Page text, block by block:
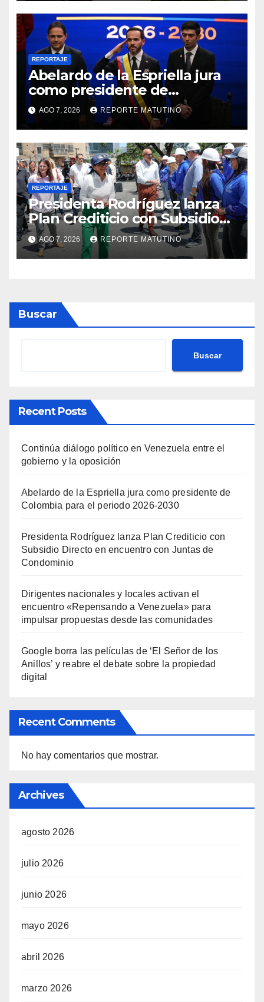
REPORTAJE
Abelardo de la Espriella jura
como presidente de
Colombia para el periodo
2026-2030
AGO 7, 2026 REPORTE MATUTINO
REPORTAJE
Presidenta Rodríguez lanza
Plan Crediticio con Subsidio
Directo en encuentro con
Juntas de Condominio
AGO 7, 2026 REPORTE MATUTINO
Buscar
Buscar
Recent Posts
Continúa diálogo político en Venezuela entre el
gobierno y la oposición
Abelardo de la Espriella jura como presidente de
Colombia para el periodo 2026-2030
Presidenta Rodríguez lanza Plan Crediticio con
Subsidio Directo en encuentro con Juntas de
Condominio
Dirigentes nacionales y locales activan el
encuentro «Repensando a Venezuela» para
impulsar propuestas desde las comunidades
Google borra las películas de ‘El Señor de los
Anillos’ y reabre el debate sobre la propiedad
digital
Recent Comments
No hay comentarios que mostrar.
Archives
agosto 2026
julio 2026
junio 2026
mayo 2026
abril 2026
marzo 2026